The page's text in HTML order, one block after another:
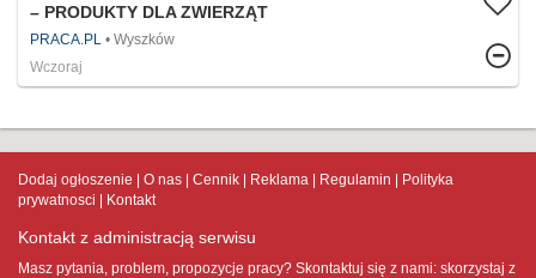
– PRODUKTY DLA ZWIERZĄT
PRACA.PL
Wyszków
Wczoraj
Dodaj ogłoszenie O nas Cennik Reklama Regulamin
Polityka
prywatnosci
Kontakt
Kontakt z administracją serwisu
Masz pytania, problem, propozycje pracy? Skontaktuj się z nami: skorzystaj z